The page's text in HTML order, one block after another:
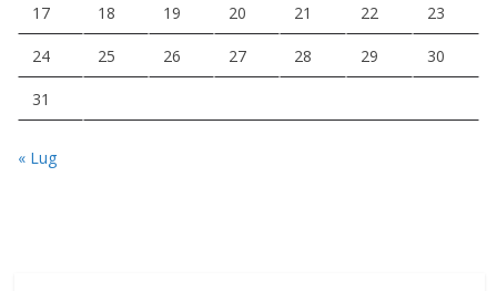
17 18 19 20 21 22 23
24 25 26 27 28 29 30
31
« Lug